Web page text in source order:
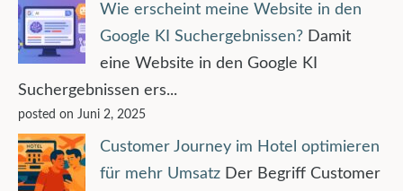
Wie erscheint meine Website in den
Google KI Suchergebnissen? Damit
eine Website in den Google KI
Suchergebnissen ers...
posted on Juni 2, 2025
Customer Journey im Hotel optimieren
für mehr Umsatz Der Begriff Customer